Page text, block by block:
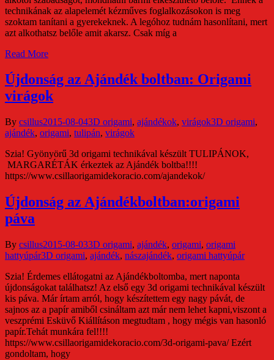
technikának az alapelemét kézműves foglalkozásokon is meg
szoktam tanítani a gyerekeknek. A legóhoz tudnám hasonlítani, mert
azt alkothatsz belőle amit akarsz. Csak míg a
Read More
Újdonság az Ajándék boltban: Origami
virágok
By csillus2015-08-043D origami, ajándékok, virágok3D origami,
ajándék, origami, tulipán, virágok
Szia! Gyönyörű 3d origami technikával készült TULIPÁNOK,
MARGARÉTÁK érkeztek az Ajándék boltba!!!!
https://www.csillaorigamidekoracio.com/ajandekok/
Újdonság az Ajándékboltban:origami
páva
By csillus2015-08-033D origami, ajándék, origami, origami
hattyúpár3D origami, ajándék, nászajándék, origami hattyúpár
Szia! Érdemes ellátogatni az Ajándékboltomba, mert naponta
újdonságokat találhatsz! Az első egy 3d origami technikával készült
kis páva. Már írtam arról, hogy készítettem egy nagy pávát, de
sajnos az a papír amiből csináltam azt már nem lehet kapni,viszont a
veszprémi Esküvő Kiállításon megtudtam , hogy mégis van hasonló
papír.Tehát munkára fel!!!!
https://www.csillaorigamidekoracio.com/3d-origami-pava/ Ezért
gondoltam, hogy